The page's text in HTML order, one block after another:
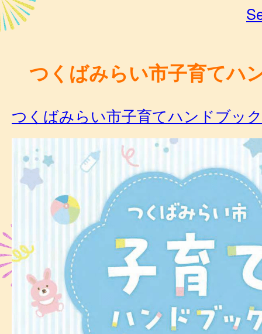
つくばみらい市子育てハ
つくばみらい市子育てハンドブッ